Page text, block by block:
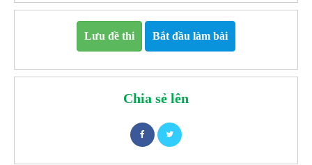
Lưu đề thi Bắt đầu làm bài
Chia sẻ lên